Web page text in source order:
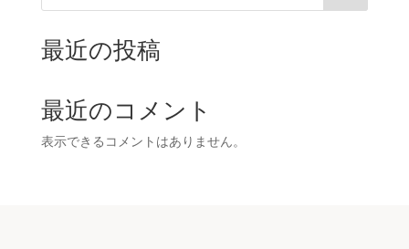
最近の投稿
最近のコメント
表示できるコメントはありません。